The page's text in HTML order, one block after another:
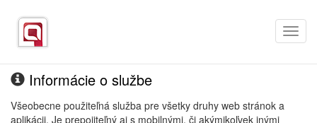
Informácie o službe
Všeobecne použiteľná služba pre všetky druhy web stránok a
aplikácii. Je prepojiteľný aj s mobilnými, či akýmikoľvek inými